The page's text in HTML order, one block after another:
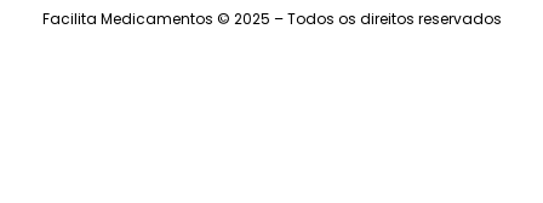
Facilita Medicamentos © 2025 – Todos os direitos reservados